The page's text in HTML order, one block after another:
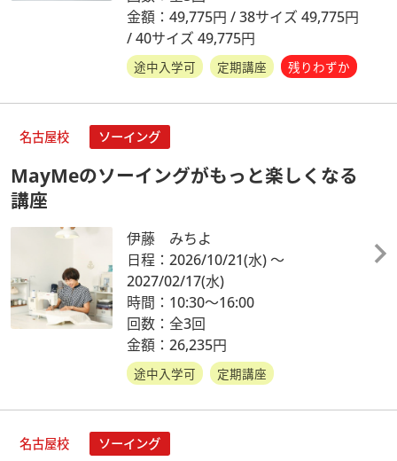
金額：49,775円 / 38サイズ 49,775円
/ 40サイズ 49,775円
途中入学可 定期講座 残りわずか
名古屋校 ソーイング
MayMeのソーイングがもっと楽しくなる
講座
伊藤 みちよ
日程：2026/10/21(水)～
2027/02/17(水)
時間：10:30～16:00
回数：全3回
金額：26,235円
途中入学可 定期講座
名古屋校 ソーイング